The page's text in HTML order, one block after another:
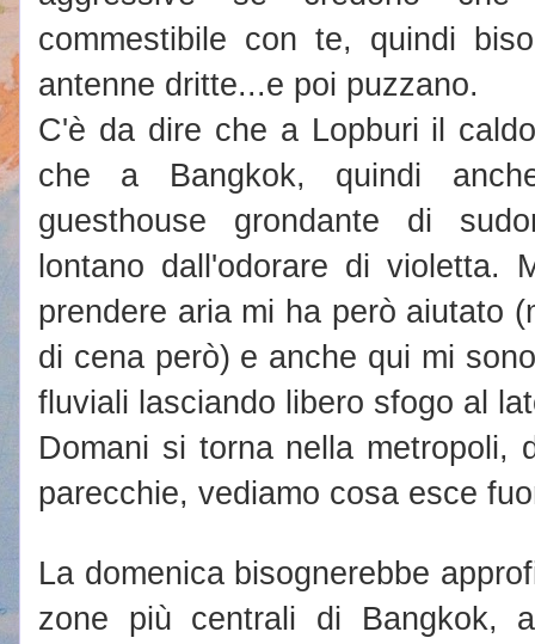
commestibile con te, quindi
antenne dritte...e poi puzzano.
C'è da dire che a Lopburi il
che a Bangkok, quindi
guesthouse grondante di
lontano dall'odorare di violetta.
prendere aria mi ha però aiutato
di cena però) e anche qui mi
fluviali lasciando libero sfogo al
Domani si torna nella metropoli,
parecchie, vediamo cosa esce
La domenica bisognerebbe
zone più centrali di Bangkok,